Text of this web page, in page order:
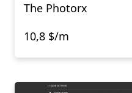
The Photorx
10,8 $/m